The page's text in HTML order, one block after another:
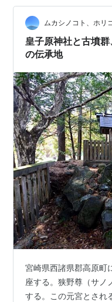
ムカシノコト、ホリ
皇子原神社と古墳
の伝承地
宮崎県西諸県郡高原町
座する。狭野尊（サノ
する。この元宮とされ